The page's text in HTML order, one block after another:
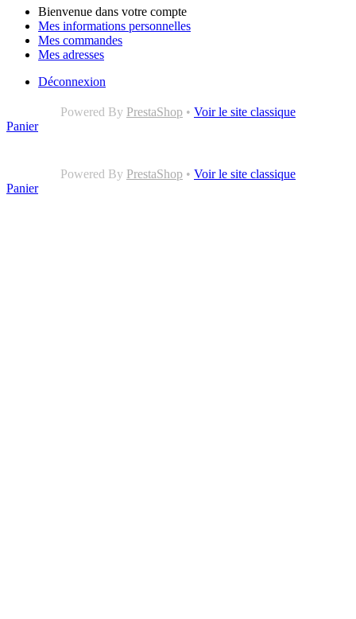
Bienvenue dans votre compte
Mes informations personnelles
Mes commandes
Mes adresses
Déconnexion
Powered By PrestaShop • Voir le site classique
Panier
Powered By PrestaShop • Voir le site classique
Panier